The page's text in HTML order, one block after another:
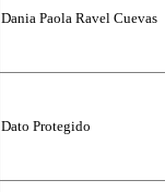
Dania Paola Ravel Cuevas
Dato Protegido